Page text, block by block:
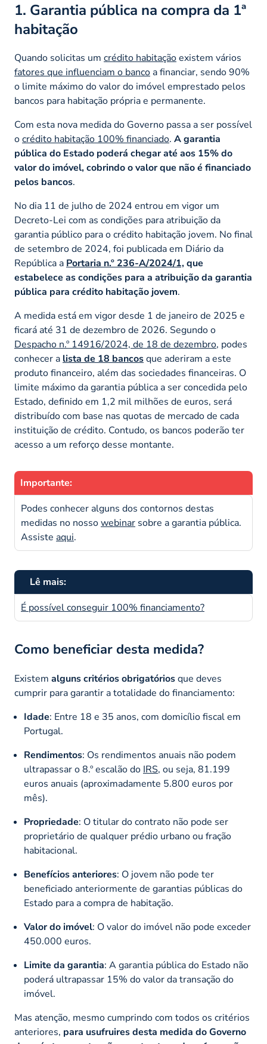
1. Garantia pública na compra da 1ª
habitação
Quando solicitas um crédito habitaçãoexistem vários
fatores que influenciam o banco a financiar, sendo 90%
o limite máximo do valor do imóvel emprestado pelos
bancos para habitação própria e permanente.
Com esta nova medida do Governo passa a ser possível
ocrédito habitação 100% financiado. A garantia
pública do Estado poderá chegar até aos 15% do
valor do imóvel, cobrindo o valor que não é financiado
pelos bancos.
No dia 11 de julho de 2024 entrou em vigor um
Decreto-Lei com as condições para atribuição da
garantia público para o crédito habitação jovem. No final
de setembro de 2024, foi publicada em Diário da
República a Portaria n.º 236-A/2024/1,que
estabelece as condições para a atribuição da garantia
pública para crédito habitação jovem.
A medida está em vigor desde 1 de janeiro de 2025 e
ficará até 31 de dezembro de 2026. Segundo o
Despacho n.º 14916/2024, de 18 de dezembro, podes
conhecer a lista de 18 bancosque aderiram a este
produto financeiro, além das sociedades financeiras. O
limite máximo da garantia pública a ser concedida pelo
Estado, definido em 1,2 mil milhões de euros, será
distribuído com base nas quotas de mercado de cada
instituição de crédito. Contudo, os bancos poderão ter
acesso a um reforço desse montante.
Importante:
Podes conhecer alguns dos contornos destas
medidas no nossowebinar sobre a garantia pública.
Assiste aqui.
Lê mais:
É possível conseguir 100% financiamento?
Como beneficiar desta medida?
Existem alguns critérios obrigatóriosque deves
cumprir para garantir a totalidade do financiamento:
Idade: Entre 18 e 35 anos, com domicílio fiscal em
Portugal.
Rendimentos: Os rendimentos anuais não podem
ultrapassar o 8.º escalão do IRS, ou seja, 81.199
euros anuais (aproximadamente 5.800 euros por
mês).
Propriedade: O titular do contrato não pode ser
proprietário de qualquer prédio urbano ou fração
habitacional.
Benefícios anteriores: O jovem não pode ter
beneficiado anteriormente de garantias públicas do
Estado para a compra de habitação.
Valor do imóvel: O valor do imóvel não pode exceder
450.000 euros.
Limite da garantia: A garantia pública do Estado não
poderá ultrapassar 15% do valor da transação do
imóvel.
Mas atenção, mesmo cumprindo com todos os critérios
anteriores, para usufruires desta medida do Governo